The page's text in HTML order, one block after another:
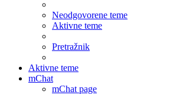
Neodgovorene teme
Aktivne teme
Pretražnik
Aktivne teme
mChat
mChat page